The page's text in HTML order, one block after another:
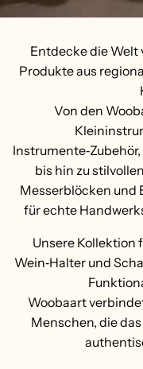
Entdecke die
Produkte aus
Von den
bis hin zu
Messerblöcken und
für echte
Unsere Kollektion
Wein‑Halter und
Woobaart
Menschen, die